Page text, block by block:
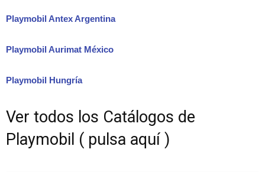
Playmobil Antex Argentina
Playmobil Aurimat México
Playmobil Hungría
Ver todos los Catálogos de
Playmobil ( pulsa aquí )